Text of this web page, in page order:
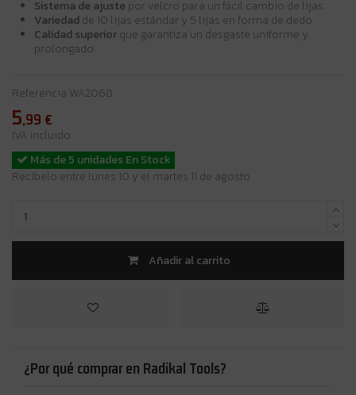
Sistema de ajuste por velcro para un fácil cambio de lijas.
Variedad de 10 lijas estándar y 5 lijas en forma de dedo.
Calidad superiorque garantiza un desgaste uniforme y
prolongado.
Referencia WA2068
5,99 €
IVA incluido
Más de 5 unidades En Stock
Recíbelo entre lunes 10 y el martes 11 de agosto
Añadir al carrito
¿Por qué comprar en Radikal Tools?